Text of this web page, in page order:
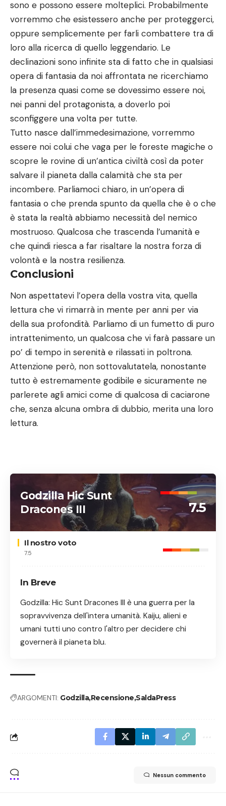
sono e possono essere molteplici. Probabilmente
vorremmo che esistessero anche per proteggerci,
oppure semplicemente per farli combattere tra di
loro alla ricerca di quello leggendario. Le
declinazioni sono infinite sta di fatto che in qualsiasi
opera di fantasia da noi affrontata ne ricerchiamo
la presenza quasi come se dovessimo essere noi,
nei panni del protagonista, a doverlo poi
sconfiggere una volta per tutte.
Tutto nasce dall’immedesimazione, vorremmo
essere noi colui che vaga per le foreste magiche o
scopre le rovine di un’antica civiltà così da poter
salvare il pianeta dalla calamità che sta per
incombere. Parliamoci chiaro, in un’opera di
fantasia o che prenda spunto da quella che è o che
è stata la realtà abbiamo necessità del nemico
mostruoso. Qualcosa che trascenda l’umanità e
che quindi riesca a far risaltare la nostra forza di
volontà e la nostra resilienza.
Conclusioni
Non aspettatevi l’opera della vostra vita, quella
lettura che vi rimarrà in mente per anni per via
della sua profondità. Parliamo di un fumetto di puro
intrattenimento, un qualcosa che vi farà passare un
po’ di tempo in serenità e rilassati in poltrona.
Attenzione però, non sottovalutatela, nonostante
tutto è estremamente godibile e sicuramente ne
parlerete agli amici come di qualcosa di caciarone
che, senza alcuna ombra di dubbio, merita una loro
lettura.
Godzilla Hic Sunt
Dracones III
7.5
Il nostro voto
7.5
In Breve
Godzilla: Hic Sunt Dracones III è una guerra per la
sopravvivenza dell'intera umanità. Kaiju, alieni e
umani tutti uno contro l'altro per decidere chi
governerà il pianeta blu.
ARGOMENTI: GodzillaRecensione SaldaPress
Nessun commento